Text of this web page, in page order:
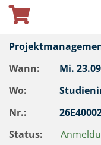
Wann:
Mi.
Wo:
Nr.:
Status: